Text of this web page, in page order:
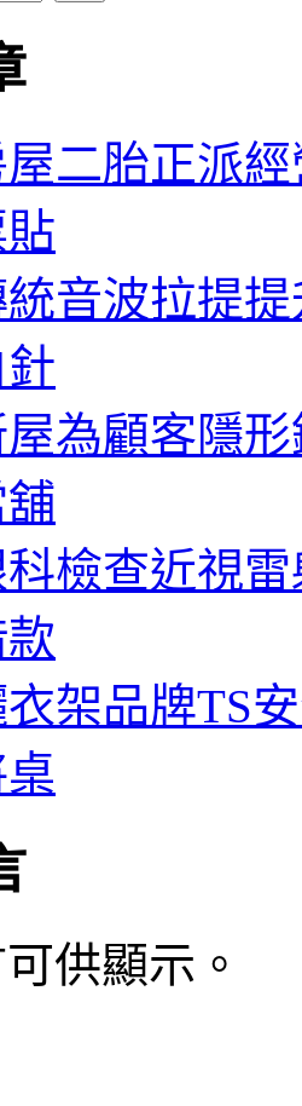
二胎正派
統音波拉提
為顧客隱
檢查近視
架品牌TS
供顯示。